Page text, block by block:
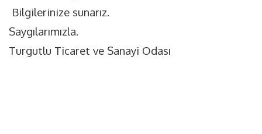
Bilgilerinize sunarız.
Saygılarımızla.
Turgutlu Ticaret ve Sanayi Odası